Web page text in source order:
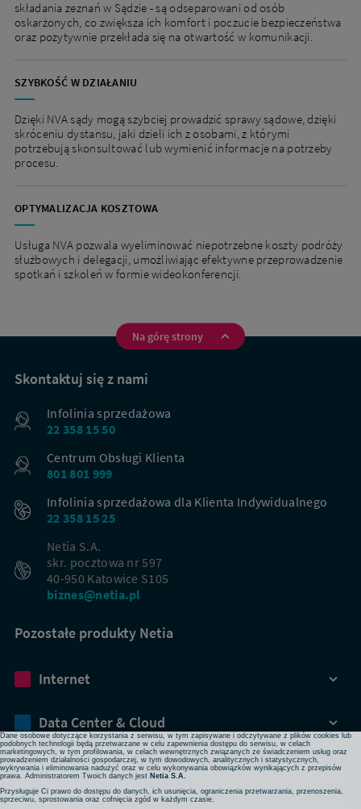
składania zeznań w Sądzie - są odseparowani od osób
oskarżonych, co zwiększa ich komfort i poczucie bezpieczeństwa
oraz pozytywnie przekłada się na otwartość w komunikacji.
SZYBKOŚĆ W DZIAŁANIU
Dzięki NVA sądy mogą szybciej prowadzić sprawy sądowe, dzięki
skróceniu dystansu, jaki dzieli ich z osobami, z którymi
potrzebują skonsultować lub wymienić informacje na potrzeby
procesu.
OPTYMALIZACJA KOSZTOWA
Usługa NVA pozwala wyeliminować niepotrzebne koszty podróży
służbowych i delegacji, umożliwiając efektywne przeprowadzenie
spotkań i szkoleń w formie wideokonferencji.
Na górę strony
Skontaktuj się z nami
Infolinia sprzedażowa
22 358 15 50
Centrum Obsługi Klienta
801 801 999
Infolinia sprzedażowa dla Klienta Indywidualnego
22 358 15 25
Netia S.A.
skr. pocztowa nr 597
40-950 Katowice S105
biznes@netia.pl
Pozostałe produkty Netia
Internet
Data Center & Cloud
Bezpieczeństwo
Używamy plików cookies lub podobnych technologii w celu zapewnienia Ci dostępu do serwisu,
usprawniania jego działania, profilowania i wyświetlania treści dopasowanych do Twoich potrzeb. W
może spowodować brak dostępu do niektórych funkcji serwisu.
Dane osobowe dotyczące korzystania z serwisu, w tym zapisywane i odczytywane z plików cookies lub
podobnych technologii będą przetwarzane w celu zapewnienia dostępu do serwisu, w celach
marketingowych, w tym profilowania, w celach wewnętrznych związanych ze świadczeniem usług oraz
prowadzeniem działalności gospodarczej, w tym dowodowych, analitycznych i statystycznych,
wykrywania i eliminowania nadużyć oraz w celu wykonywania obowiązków wynikających z przepisów
prawa. Administratorem Twoich danych jest Netia S.A.
Przysługuje Ci prawo do dostępu do danych, ich usunięcia, ograniczenia przetwarzania, przenoszenia,
sprzeciwu, sprostowania oraz cofnięcia zgód w każdym czasie.